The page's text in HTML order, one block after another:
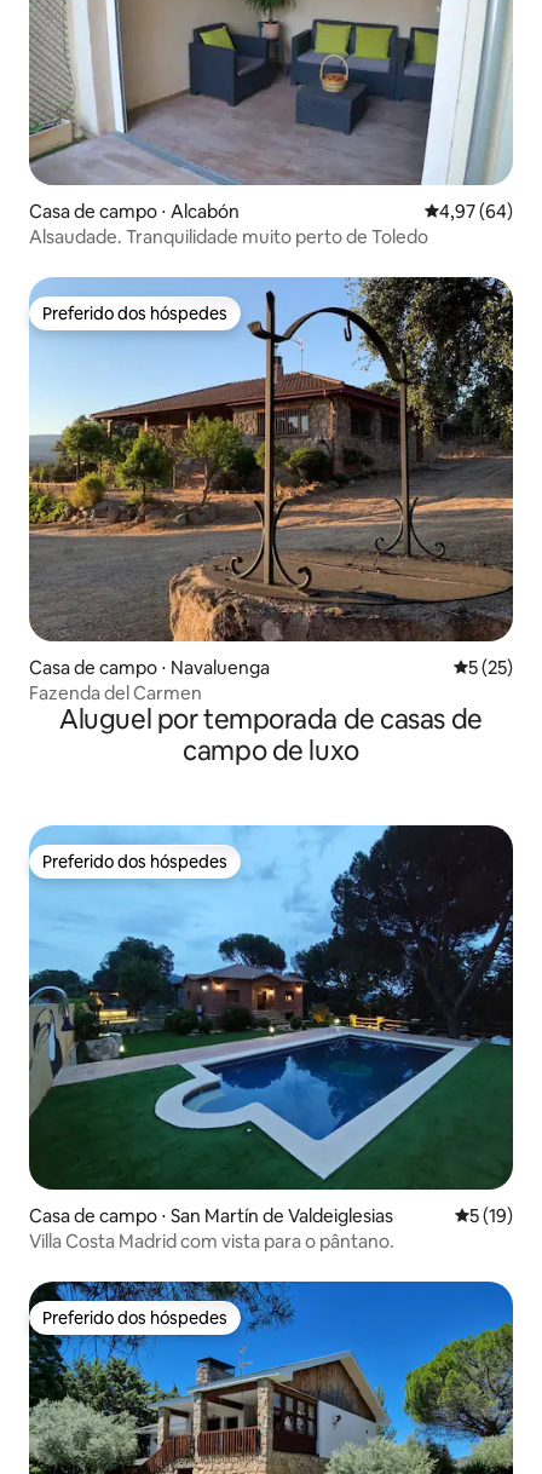
Casa de campo ⋅ Alcabón 4,97 de uma
4,97 (64)
Alsaudade. Tranquilidade muito perto de Toledo
Preferido dos hóspedes
Preferido dos hóspedes
Casa de campo ⋅ Navaluenga 5 de uma
5 (25)
Fazenda del Carmen
Aluguel por temporada de casas de
campo de luxo
Preferido dos hóspedes
Preferido dos hóspedes
Casa de campo ⋅ San Martín de Valdeiglesias 5 de uma
5 (19)
Villa Costa Madrid com vista para o pântano.
Preferido dos hóspedes
Preferido dos hóspedes